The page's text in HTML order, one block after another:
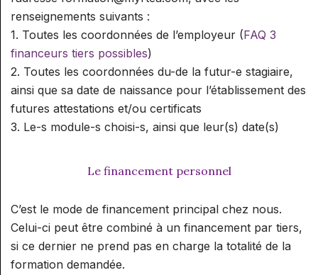
renseignements suivants :
1. Toutes les coordonnées de l’employeur (FAQ 3
financeurs tiers possibles)
2. Toutes les coordonnées du-de la futur-e stagiaire,
ainsi que sa date de naissance pour l’établissement des
futures attestations et/ou certificats
3. Le-s module-s choisi-s, ainsi que leur(s) date(s)
Le financement personnel
C’est le mode de financement principal chez nous.
Celui-ci peut être combiné à un financement par tiers,
si ce dernier ne prend pas en charge la totalité de la
formation demandée.